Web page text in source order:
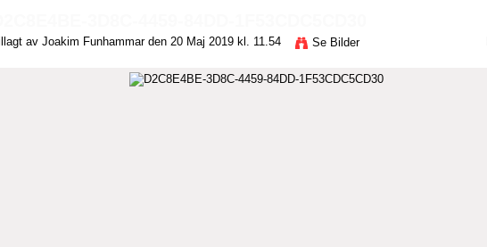
av Joakim Funhammarden 20 Maj 2019 kl. 11.54 Se Bilder